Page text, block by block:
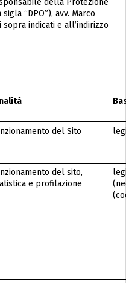
della Protezione
“DPO”), avv. Marco
indicati e all’indirizzo
del Sito
del sito,
e profilazione